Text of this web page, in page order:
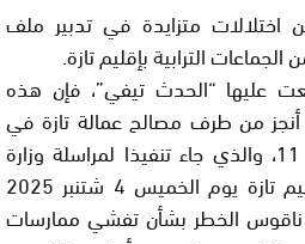
متزايدة في تدبير ملف
الترابية بإقليم تازة.
عليها “الحدث تيفي”، فإن هذه
أنجز من طرف مصالح عمالة تازة في
صفحته الرابعة إلى الصفحة 11، والذي جاء تنفيذا لمراسلة وزارة
الداخلية الموجهة لعامل إقليم تازة يوم الخميس 4 شتنبر 2025
.. دقت ناقوس الخطر بشأن تفشي ممارسات